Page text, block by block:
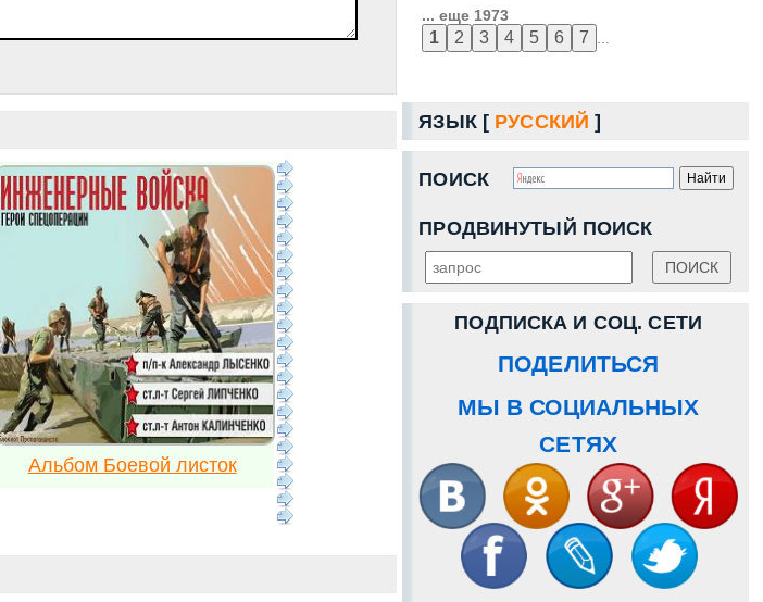
... еще 1973
ЯЗЫК [ РУССКИЙ ]
ПОИСК
ПРОДВИНУТЫЙ ПОИСК
ПОДПИСКА И СОЦ. СЕТИ
ПОДЕЛИТЬСЯ
МЫ В СОЦИАЛЬНЫХ
СЕТЯХ
Альбом Боевой листок